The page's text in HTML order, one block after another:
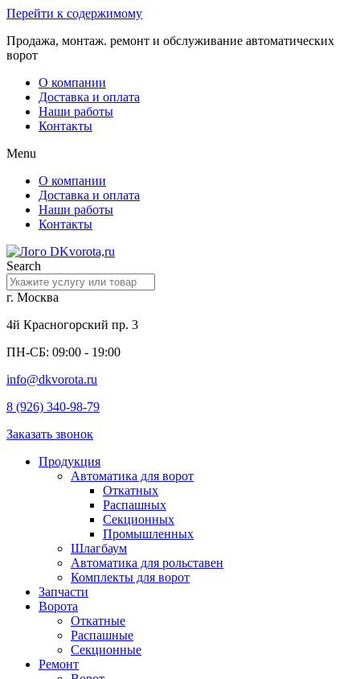
Перейти к содержимому
Продажа, монтаж. ремонт и обслуживание автоматических
ворот
О компании
Доставка и оплата
Наши работы
Контакты
Menu
О компании
Доставка и оплата
Наши работы
Контакты
Search
г. Москва
4й Красногорский пр. 3
ПН-СБ: 09:00 - 19:00
info@dkvorota.ru
8 (926) 340-98-79
Заказать звонок
Продукция
Автоматика для ворот
Откатных
Распашных
Секционных
Промышленных
Шлагбаум
Автоматика для рольставен
Комплекты для ворот
Запчасти
Ворота
Откатные
Распашные
Секционные
Ремонт